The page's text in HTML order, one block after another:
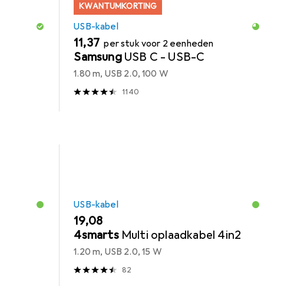
KWANTUMKORTING
USB-kabel
EUR
11,37 per stuk voor 2 eenheden
Samsung USB C - USB-C
1.80 m, USB 2.0, 100 W
1140
USB-kabel
EUR
19,08
4smarts Multi oplaadkabel 4in2
1.20 m, USB 2.0, 15 W
82